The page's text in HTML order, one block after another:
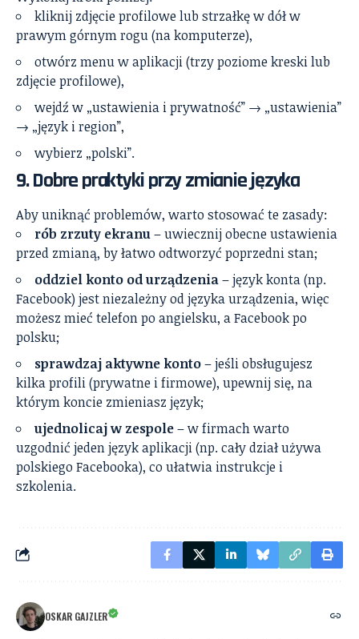
kliknij zdjęcie profilowe lub strzałkę w dół w
prawym górnym rogu (na komputerze),
otwórz menu w aplikacji (trzy poziome kreski lub
zdjęcie profilowe),
wejdź w „ustawienia i prywatność” → „ustawienia”
→ „język i region”,
wybierz „polski”.
9. Dobre praktyki przy zmianie języka
Aby uniknąć problemów, warto stosować te zasady:
rób zrzuty ekranu– uwiecznij obecne ustawienia
przed zmianą, by łatwo odtworzyć poprzedni stan;
oddziel konto od urządzenia– język konta (np.
Facebook) jest niezależny od języka urządzenia, więc
możesz mieć telefon po angielsku, a Facebook po
polsku;
sprawdzaj aktywne konto– jeśli obsługujesz
kilka profili (prywatne i firmowe), upewnij się, na
którym koncie zmieniasz język;
ujednolicaj w zespole– w firmach warto
uzgodnić jeden język aplikacji (np. cały dział używa
polskiego Facebooka), co ułatwia instrukcje i
szkolenia.
OSKAR GAJZLER